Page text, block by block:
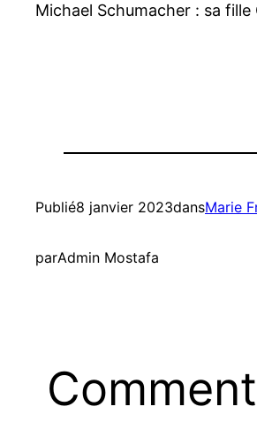
Michael Schumacher : sa
Publié8 janvier 2023dansMarie
parAdmin Mostafa